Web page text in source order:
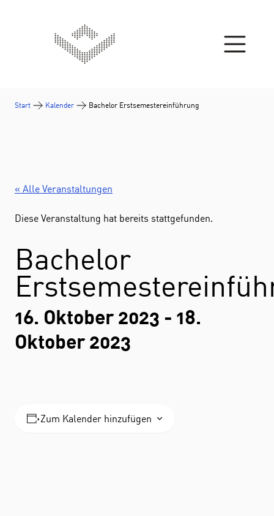
Start Kalender Bachelor Erstsemestereinführung
« Alle Veranstaltungen
Diese Veranstaltung hat bereits stattgefunden.
Bachelor
16. Oktober 2023 - 18.
Oktober 2023
Zum Kalender hinzufügen